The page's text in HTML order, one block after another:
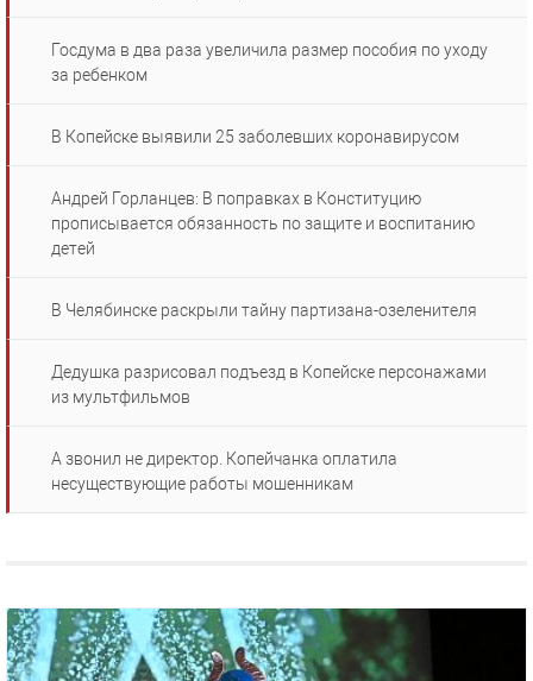
Госдума в два раза увеличила размер пособия по уходу
за ребенком
В Копейске выявили 25 заболевших коронавирусом
Андрей Горланцев: В поправках в Конституцию
прописывается обязанность по защите и воспитанию
детей
В Челябинске раскрыли тайну партизана-озеленителя
Дедушка разрисовал подъезд в Копейске персонажами
из мультфильмов
А звонил не директор. Копейчанка оплатила
несуществующие работы мошенникам